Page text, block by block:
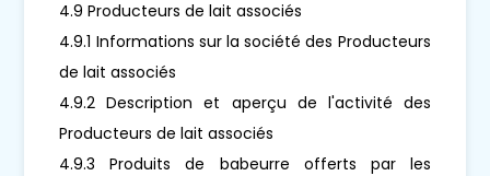
4.9 Producteurs de lait associés
4.9.1 Informations sur la société des Producteurs
de lait associés
4.9.2 Description et aperçu de l'activité des
Producteurs de lait associés
4.9.3 Produits de babeurre offerts par les